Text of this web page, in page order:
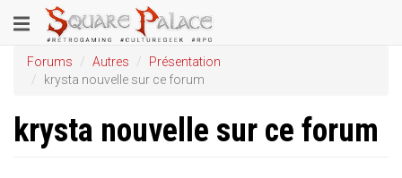
au
contenu
principal
Toggle
navigation
Forums Autres
Présentation
krysta nouvelle sur ce forum
krysta nouvelle sur ce forum